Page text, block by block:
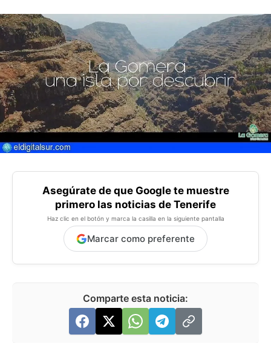
Asegúrate de que Google te muestre
primero las noticias de Tenerife
Haz clic en el botón y marca la casilla en la siguiente pantalla
Marcar como preferente
Comparte esta noticia: